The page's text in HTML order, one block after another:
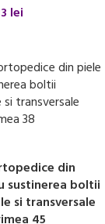
lei
din
sustinerea boltii
si transversale